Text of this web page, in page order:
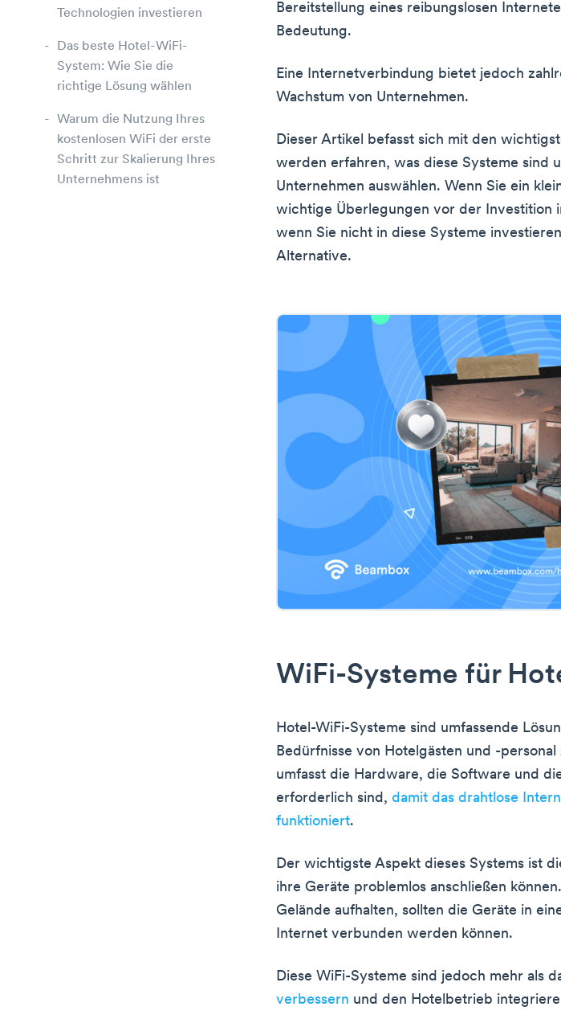
Technologien investieren
Das beste Hotel-WiFi-
System: Wie Sie die
richtige Lösung wählen
Warum die Nutzung Ihres
kostenlosen WiFi der erste
Schritt zur Skalierung Ihres
Unternehmens ist
Bereitstellung eines reibungslosen
Bedeutung.
Eine Internetverbindung bietet jedoch
Wachstum von Unternehmen.
Dieser Artikel befasst sich mit den
werden erfahren, was diese Systeme sind
Unternehmen auswählen. Wenn Sie ein
wichtige Überlegungen vor der Investition
wenn Sie nicht in diese Systeme
Alternative.
WiFi-Systeme für
Hotel-WiFi-Systeme sind umfassende
Bedürfnisse von Hotelgästen und -
umfasst die Hardware, die Software und
erforderlich sind, damit das drahtlose
funktioniert.
Der wichtigste Aspekt dieses Systems ist
ihre Geräte problemlos anschließen
Gelände aufhalten, sollten die Geräte in
Internet verbunden werden können.
Diese WiFi-Systeme sind jedoch mehr als
verbessern und den Hotelbetrieb